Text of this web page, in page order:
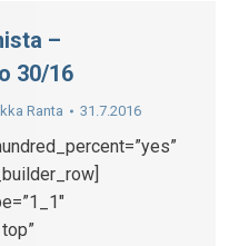
–
30/16
Ranta 31.7.2016